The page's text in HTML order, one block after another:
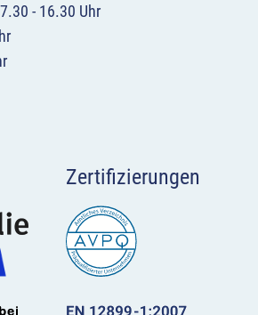
- 16.30 Uhr
Zertifizierungen